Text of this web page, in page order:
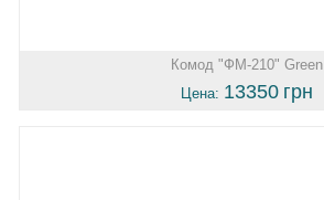
Комод "ФМ-210" Green
Цена: 13350 грн